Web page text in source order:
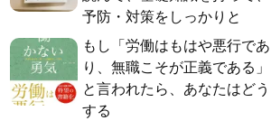
予防・対策をしっかりと
もし「労働はもはや悪行であ
り、無職こそが正義である」
と言われたら、あなたはどう
する